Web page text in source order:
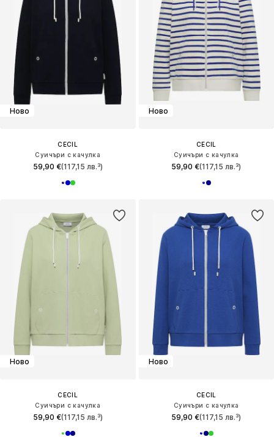
Ново
CECIL
Суичъри с качулка
59,90 €(117,15 лв.³)
Ново
CECIL
Суичъри с качулка
59,90 €(117,15 лв.³)
Ново
CECIL
Суичъри с качулка
59,90 €(117,15 лв.³)
Ново
CECIL
Суичъри с качулка
59,90 €(117,15 лв.³)